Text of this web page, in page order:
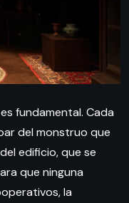
fundamental. Cada
del monstruo que
edificio, que se
que ninguna
la